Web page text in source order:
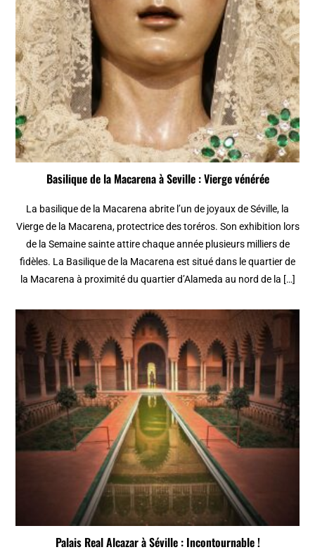
Basilique de la Macarena à Seville : Vierge vénérée
La basilique de la Macarena abrite l’un de joyaux de Séville, la
Vierge de la Macarena, protectrice des toréros. Son exhibition lors
de la Semaine sainte attire chaque année plusieurs milliers de
fidèles. La Basilique de la Macarena est situé dans le quartier de
la Macarena à proximité du quartier d’Alameda au nord de la […]
Palais Real Alcazar à Séville : Incontournable !